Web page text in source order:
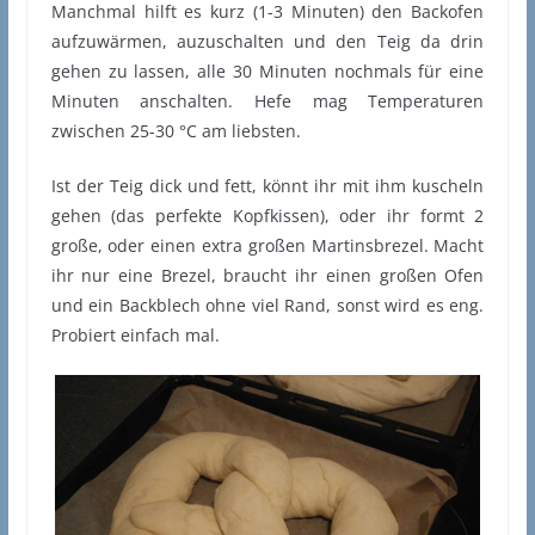
Manchmal hilft es kurz (1-3 Minuten) den Backofen
aufzuwärmen, auzuschalten und den Teig da drin
gehen zu lassen, alle 30 Minuten nochmals für eine
Minuten anschalten. Hefe mag Temperaturen
zwischen 25-30 °C am liebsten.
Ist der Teig dick und fett, könnt ihr mit ihm kuscheln
gehen (das perfekte Kopfkissen), oder ihr formt 2
große, oder einen extra großen Martinsbrezel. Macht
ihr nur eine Brezel, braucht ihr einen großen Ofen
und ein Backblech ohne viel Rand, sonst wird es eng.
Probiert einfach mal.